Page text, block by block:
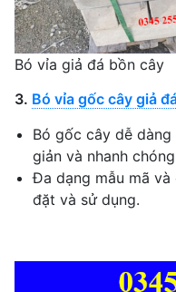
Bó vỉa giả đá bồn cây
3. Bó vỉa gốc cây giả
Bó gốc cây dễ
giản và nhanh
Đa dạng mẫu mã
đặt và sử dụng.